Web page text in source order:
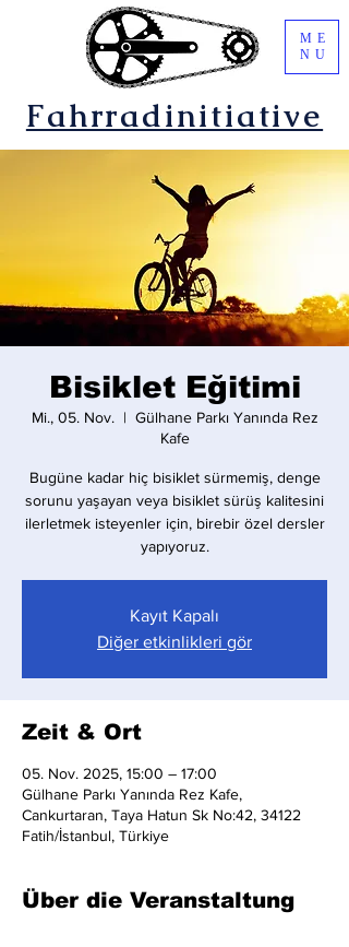
Fahrradinitiative
ME
NU
Bisiklet Eğitimi
Mi., 05. Nov.
  |
Gülhane Parkı Yanında Rez
Kafe
Bugüne kadar hiç bisiklet sürmemiş, denge
sorunu yaşayan veya bisiklet sürüş kalitesini
ilerletmek isteyenler için, birebir özel dersler
yapıyoruz.
Kayıt Kapalı
Diğer etkinlikleri gör
Zeit & Ort
05. Nov. 2025, 15:00 – 17:00
Gülhane Parkı Yanında Rez Kafe,
Cankurtaran, Taya Hatun Sk No:42, 34122
Fatih/İstanbul, Türkiye
Über die Veranstaltung